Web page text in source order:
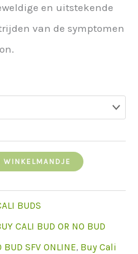
en uitstekende
van de symptomen
BUDS
CALI BUD OR NO BUD
BUD SFV ONLINE, Buy Cali